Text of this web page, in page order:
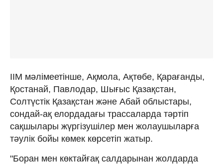
ІІМ мәлімеетінше, Ақмола, Ақтөбе, Қарағанды,
Қостанай, Павлодар, Шығыс Қазақстан,
Солтүстік Қазақстан және Абай облыстары,
сондай-ақ елордадағы трассаларда тәртіп
сақшылары жүргізушілер мен жолаушыларға
тәулік бойы көмек көрсетіп жатыр.
"Боран мен көктайғақ салдарынан жолдарда